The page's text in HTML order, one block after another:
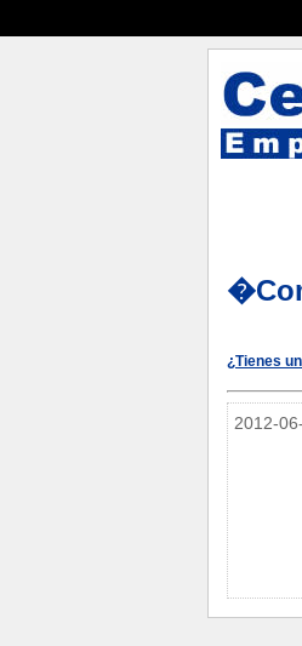
¿Tienes
2012-